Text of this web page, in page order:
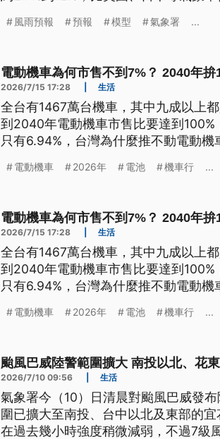
風雨預報 預報 模型 氣象署 ...
電動機車為何市售不到7%？ 2040年拚
2026/7/15 17:28 生活
全台有1467萬台機車，其中九成以上
到2040年電動機車市售比要達到
只有6.94%，台灣為什麼推不動電動
電動機車 2026年 電池 機車行 ...
電動機車為何市售不到7%？ 2040年拚
2026/7/15 17:28 生活
全台有1467萬台機車，其中九成以上
到2040年電動機車市售比要達到
只有6.94%，台灣為什麼推不動電動
電動機車 2026年 電池 機車行 ...
颱風巴威陸警範圍擴大 南投以北、花
2026/7/10 09:56 生活
氣象署今（10）日清晨對颱風巴威發
圍已擴大至南投、台中以北及東部的
在過去幾小時強度稍微減弱，不過7級